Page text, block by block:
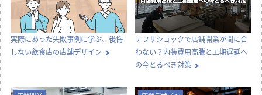
実際にあった失敗事例に学ぶ、後悔
しない飲食店の店舗デザイン
ナフサショックで店舗開業が間に合
わない？内装費用高騰と工期遅延へ
の今とるべき対策